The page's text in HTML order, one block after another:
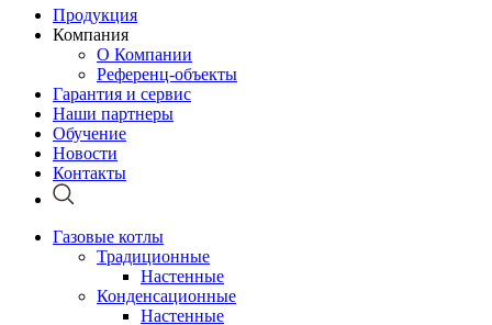
Продукция
Компания
О Компании
Референц-объекты
Гарантия и сервис
Наши партнеры
Обучение
Новости
Контакты
Газовые котлы
Традиционные
Настенные
Конденсационные
Настенные